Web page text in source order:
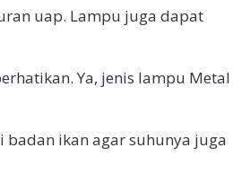
uap. Lampu juga dapat
Ya, jenis lampu Metal
ikan agar suhunya juga